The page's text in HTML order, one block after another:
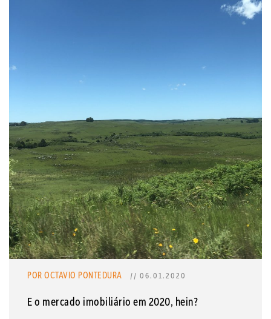
POR OCTAVIO PONTEDURA // 06.01.2020
E o mercado imobiliário em 2020, hein?